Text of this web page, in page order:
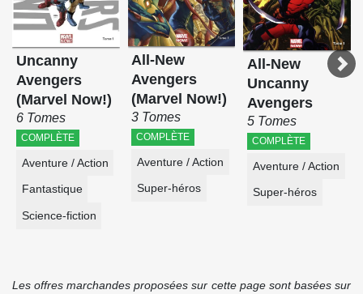
Uncanny
Avengers
(Marvel Now!)
6 Tomes
COMPLÈTE
Aventure / Action
Fantastique
Science-fiction
All-New
Avengers
(Marvel Now!)
3 Tomes
COMPLÈTE
Aventure / Action
Super-héros
All-New
Uncanny
Avengers
5 Tomes
COMPLÈTE
Aventure / Action
Super-héros
Les offres marchandes proposées sur cette page sont basées sur